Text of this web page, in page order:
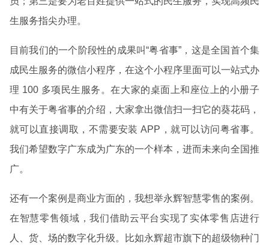
生服务指尖办理。
目前我们的一个阶段性的成果叫“粤省事”，这是全国首个集
成民生服务的微信小程序，在这个小程序里面可以一站式办
理 100 多项民生服务。在大家的桌面上和座位上的小册子
中有关于粤省事的介绍，大家拿出微信扫一扫它的葵花码，
就可以直接调取，不需要安装 APP，就可以访问粤省事。
我们希望数字广东成为广东的一个样本，进而未来向全国推
广。
还有一个案例是商业方面的，我想举永辉智慧零售的案例。
在智慧零售领域，我们借助云平台实现了实体零售店进行
人、货、场的数字化升级。比如永辉超市旗下的超级物种门